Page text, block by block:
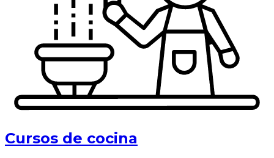
Cursos de cocina